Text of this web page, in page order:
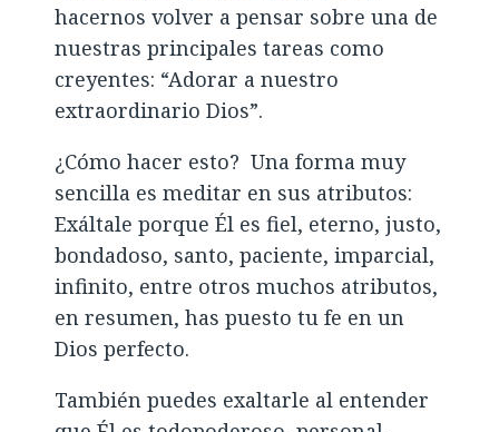
hacernos volver a pensar sobre una de
nuestras principales tareas como
creyentes: “Adorar a nuestro
extraordinario Dios”.
¿Cómo hacer esto? Una forma muy
sencilla es meditar en sus atributos:
Exáltale porque Él es fiel, eterno, justo,
bondadoso, santo, paciente, imparcial,
infinito, entre otros muchos atributos,
en resumen, has puesto tu fe en un
Dios perfecto.
También puedes exaltarle al entender